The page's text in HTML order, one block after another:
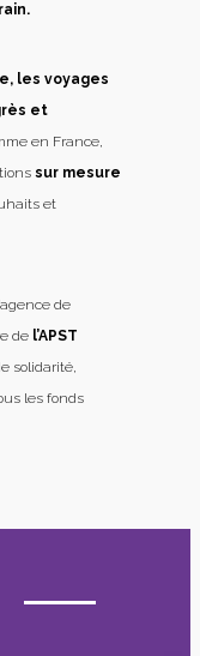
les voyages
et
en France,
sur mesure
et
de
de l’APST
solidarité,
les fonds